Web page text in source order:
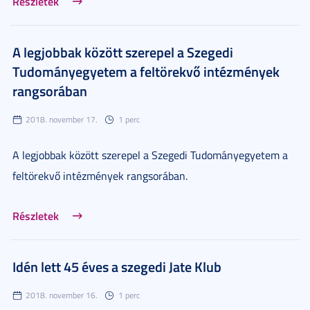
A legjobbak között szerepel a Szegedi
Tudományegyetem a feltörekvő intézmények
rangsorában
2018. november 17. 1 perc
A legjobbak között szerepel a Szegedi Tudományegyetem a
feltörekvő intézmények rangsorában.
Részletek
Idén lett 45 éves a szegedi Jate Klub
2018. november 16. 1 perc